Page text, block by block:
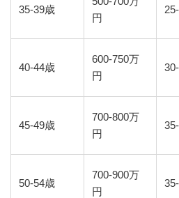
35-39歳
円
40-44歳
600-750万
円
45-49歳
700-800万
円
50-54歳
700-900万
円